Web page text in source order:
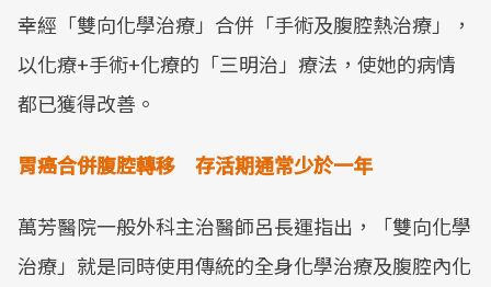
幸經「雙向化學治療」合併「手術及腹腔熱治療」，
以化療+手術+化療的「三明治」療法，使她的病情
都已獲得改善。
胃癌合併腹腔轉移 存活期通常少於一年
萬芳醫院一般外科主治醫師呂長運指出，「雙向化學
治療」就是同時使用傳統的全身化學治療及腹腔內化